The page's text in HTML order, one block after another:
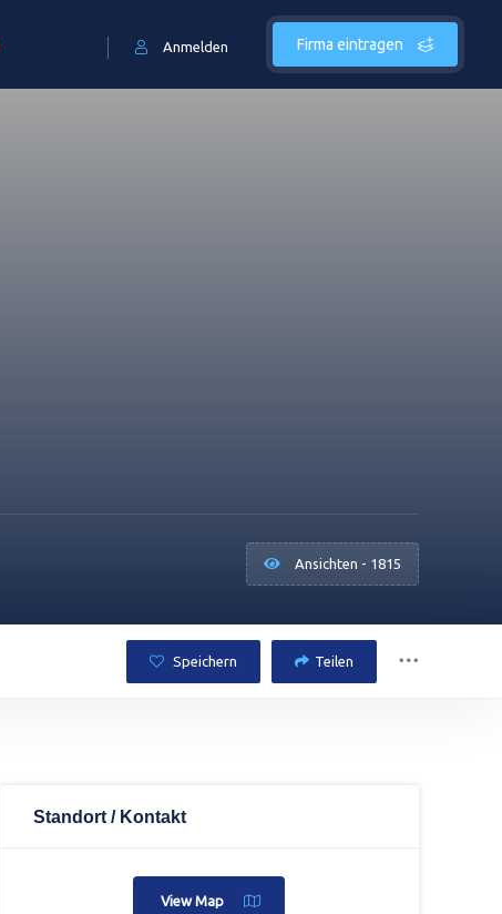
Firma eintragen
Anmelden
Ansichten - 1815
Speichern Teilen
Standort / Kontakt
View Map